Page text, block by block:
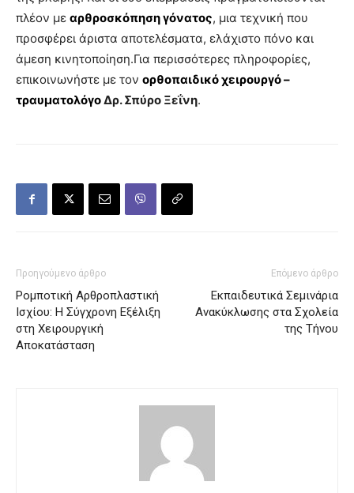
πλέον με αρθροσκόπηση γόνατος, μια τεχνική που
προσφέρει άριστα αποτελέσματα, ελάχιστο πόνο και
άμεση κινητοποίηση.Για περισσότερες πληροφορίες,
επικοινωνήστε με τον ορθοπαιδικό χειρουργό –
τραυματολόγοΔρ. Σπύρο Ξεΐνη.
Προηγούμενο άρθρο
Ρομποτική Αρθροπλαστική
Ισχίου: Η Σύγχρονη Εξέλιξη
στη Χειρουργική
Αποκατάσταση
Επόμενο άρθρο
Εκπαιδευτικά Σεμινάρια
Ανακύκλωσης στα Σχολεία
της Τήνου